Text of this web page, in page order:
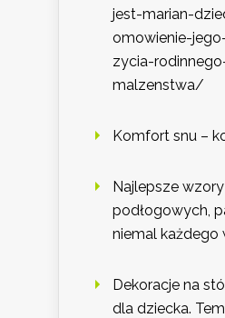
jest-marian-
omowienie-
zycia-
malzenstwa/
Komfort snu –
Najlepsze
podłogowych,
niemal każdego
Dekoracje na
dla dziecka.